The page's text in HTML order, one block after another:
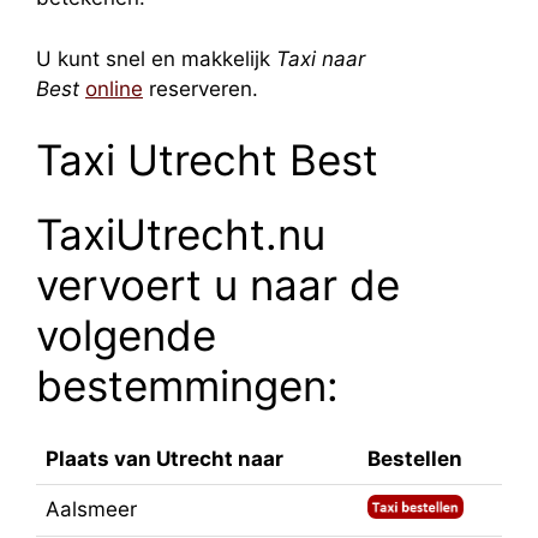
U kunt snel en makkelijk Taxi naar
Best online reserveren.
Taxi Utrecht Best
TaxiUtrecht.nu
vervoert u naar de
volgende
bestemmingen:
Plaats van Utrecht naar Bestellen
Aalsmeer